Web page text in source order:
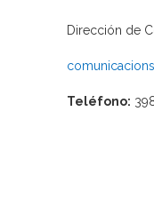
Dirección de
Teléfono: